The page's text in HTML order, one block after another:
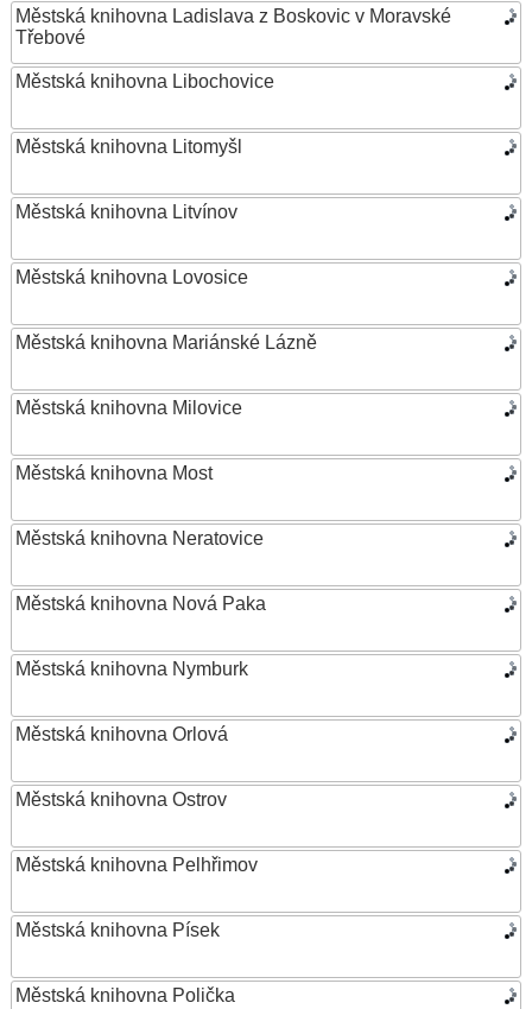
Městská knihovna Ladislava z Boskovic v Moravské
Třebové
Městská knihovna Libochovice
Městská knihovna Litomyšl
Městská knihovna Litvínov
Městská knihovna Lovosice
Městská knihovna Mariánské Lázně
Městská knihovna Milovice
Městská knihovna Most
Městská knihovna Neratovice
Městská knihovna Nová Paka
Městská knihovna Nymburk
Městská knihovna Orlová
Městská knihovna Ostrov
Městská knihovna Pelhřimov
Městská knihovna Písek
Městská knihovna Polička